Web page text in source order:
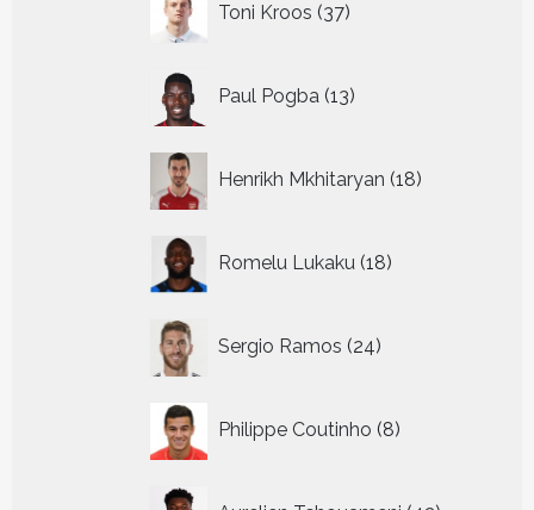
Toni Kroos 37
producten
Paul Pogba 13
producten
Henrikh Mkhitaryan 18
producten
Romelu Lukaku 18
producten
Sergio Ramos 24
producten
Philippe Coutinho 8
producten